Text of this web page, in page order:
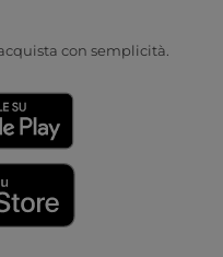
con semplicità.